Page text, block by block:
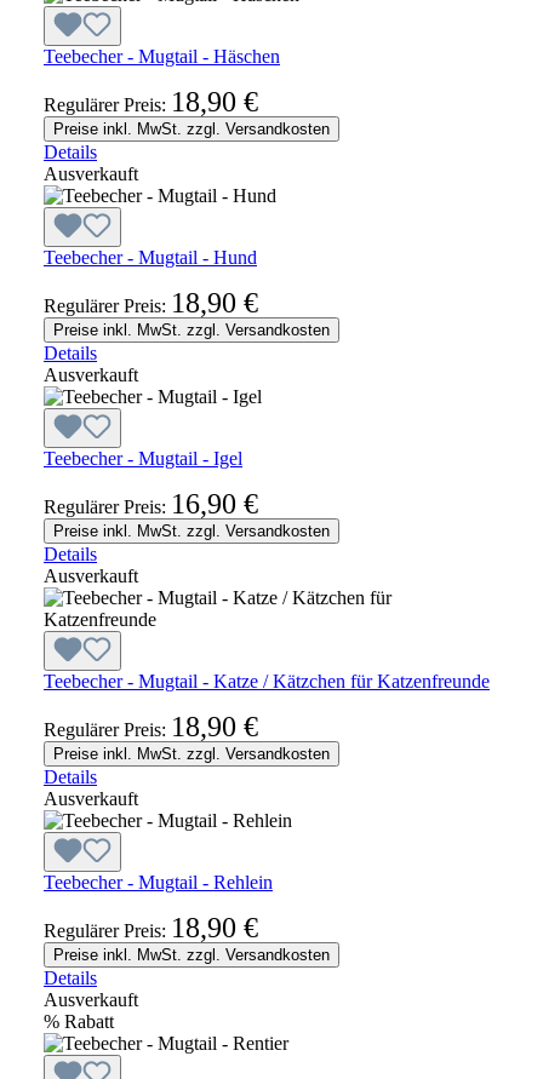
Teebecher - Mugtail - Häschen
Regulärer Preis: 18,90 €
Preise inkl. MwSt. zzgl. Versandkosten
Details
Ausverkauft
Teebecher - Mugtail - Hund
Regulärer Preis: 18,90 €
Preise inkl. MwSt. zzgl. Versandkosten
Details
Ausverkauft
Teebecher - Mugtail - Igel
Regulärer Preis: 16,90 €
Preise inkl. MwSt. zzgl. Versandkosten
Details
Ausverkauft
Teebecher - Mugtail - Katze / Kätzchen für Katzenfreunde
Regulärer Preis: 18,90 €
Preise inkl. MwSt. zzgl. Versandkosten
Details
Ausverkauft
Teebecher - Mugtail - Rehlein
Regulärer Preis: 18,90 €
Preise inkl. MwSt. zzgl. Versandkosten
Details
Ausverkauft
% Rabatt